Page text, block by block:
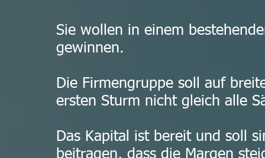
Sie wollen in einem
gewinnen.
Die Firmengruppe soll auf
ersten Sturm nicht gleich alle
Das Kapital ist bereit und soll
beitragen, dass die Margen